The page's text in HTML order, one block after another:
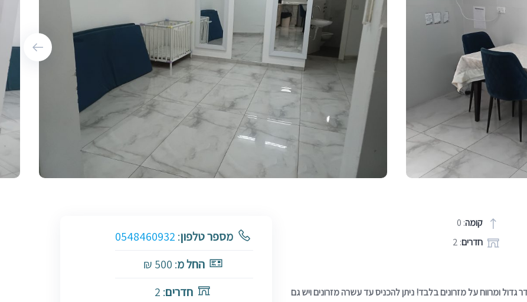
קומה: 0
חדרים: 2
ומרווח על מזרונים בלבד! ניתן להכניס עד עשרה מזרונים ויש גם
מספר טלפון:
0548460932
החל מ: 500 ₪
חדרים: 2